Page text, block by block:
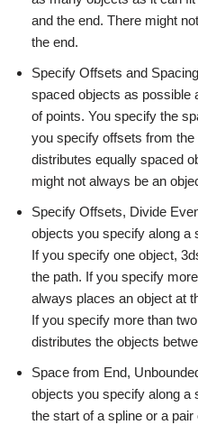
and the end. There might
the end.
Specify Offsets and
spaced objects as possible
of points. You specify the
you specify offsets from
distributes equally spaced
might not always be an
Specify Offsets, Divide
objects you specify along a
If you specify one object,
the path. If you specify
always places an object at
If you specify more than
distributes the objects
Space from End,
objects you specify along a
the start of a spline or a